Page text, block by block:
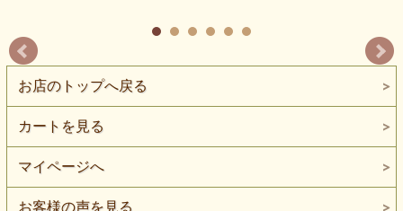
お店のトップへ戻る
カートを見る
マイページへ
お客様の声を見る